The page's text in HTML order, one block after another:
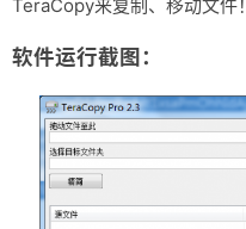
TeraCopy来复制、移动文件！
软件运行截图：